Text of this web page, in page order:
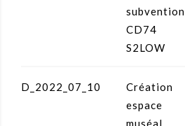
subvention
CD74
S2LOW
D_2022_07_10
Création
espace
muséal